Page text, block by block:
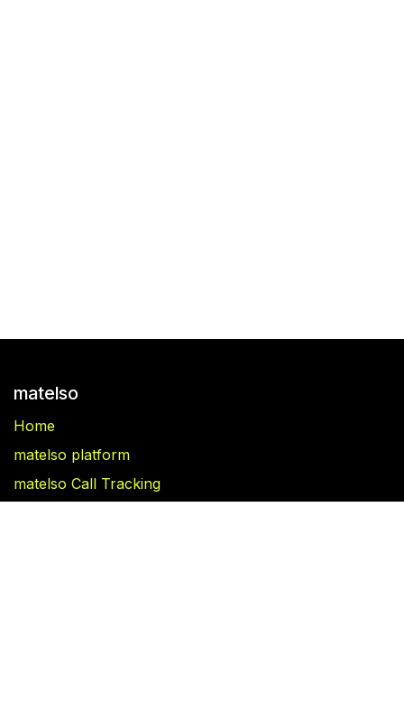
matelso
Home
matelso platform
matelso Call Tracking